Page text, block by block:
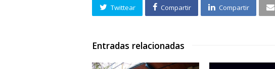
Twittear Compartir Compartir
Entradas relacionadas